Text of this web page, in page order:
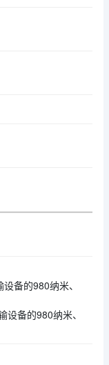
备的980纳米、
备的980纳米、